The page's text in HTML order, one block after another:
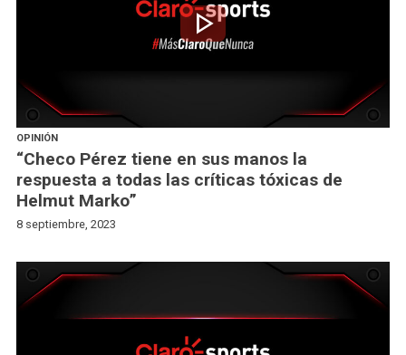
play_arrow
OPINIÓN
“Checo Pérez tiene en sus manos la
respuesta a todas las críticas tóxicas de
Helmut Marko”
8 septiembre, 2023